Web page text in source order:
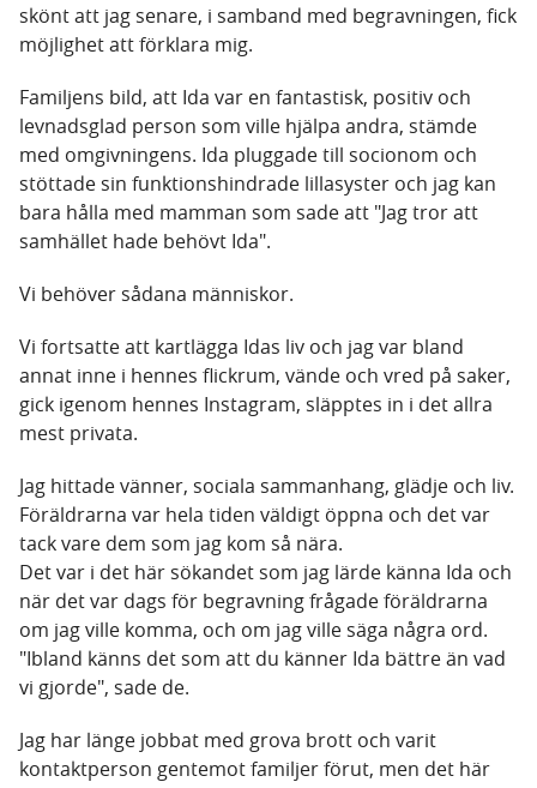
skönt att jag senare, i samband med begravningen, fick
möjlighet att förklara mig.
Familjens bild, att Ida var en fantastisk, positiv och
levnadsglad person som ville hjälpa andra, stämde
med omgivningens. Ida pluggade till socionom och
stöttade sin funktionshindrade lillasyster och jag kan
bara hålla med mamman som sade att "Jag tror att
samhället hade behövt Ida".
Vi behöver sådana människor.
Vi fortsatte att kartlägga Idas liv och jag var bland
annat inne i hennes flickrum, vände och vred på saker,
gick igenom hennes Instagram, släpptes in i det allra
mest privata.
Jag hittade vänner, sociala sammanhang, glädje och liv.
Föräldrarna var hela tiden väldigt öppna och det var
tack vare dem som jag kom så nära.
Det var i det här sökandet som jag lärde känna Ida och
när det var dags för begravning frågade föräldrarna
om jag ville komma, och om jag ville säga några ord.
"Ibland känns det som att du känner Ida bättre än vad
vi gjorde", sade de.
Jag har länge jobbat med grova brott och varit
kontaktperson gentemot familjer förut, men det här